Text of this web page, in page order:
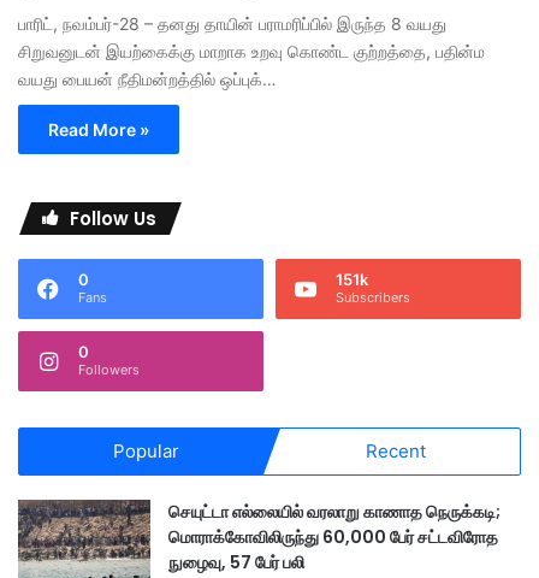
பாரிட், நவம்பர்-28 – தனது தாயின் பராமரிப்பில் இருந்த 8 வயது
சிறுவனுடன் இயற்கைக்கு மாறாக உறவு கொண்ட குற்றத்தை, பதின்ம
வயது பையன் நீதிமன்றத்தில் ஒப்புக்…
Read More »
Follow Us
0
Fans
151k
Subscribers
0
Followers
Popular Recent
செயுட்டா எல்லையில் வரலாறு காணாத நெருக்கடி;
மொராக்கோவிலிருந்து 60,000 பேர் சட்டவிரோத
நுழைவு, 57 பேர் பலி